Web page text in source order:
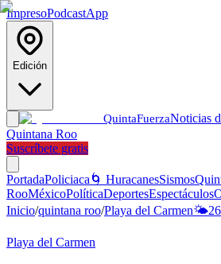
ImpresoPodcastApp
Edición
QuintaFuerzaNoticias
Quintana Roo
Suscríbete gratis
PortadaPoliciaca 🌀 HuracanesSismos
RooMéxicoPolíticaDeportesEspectáculos
Inicio/quintana roo/Playa del Carmen🌤️26
Playa del Carmen